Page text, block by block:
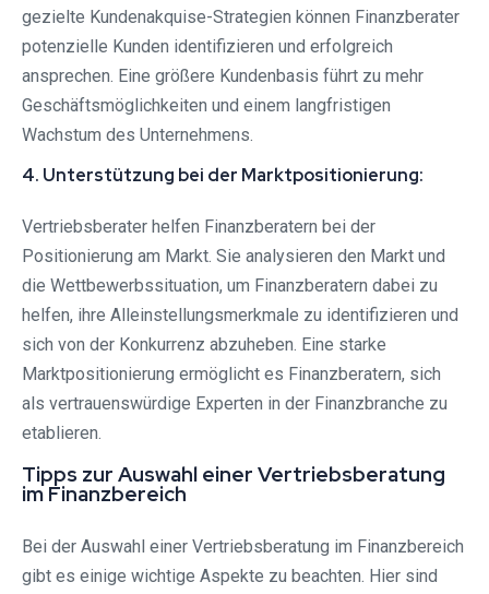
gezielte Kundenakquise-Strategien können Finanzberater
potenzielle Kunden identifizieren und erfolgreich
ansprechen. Eine größere Kundenbasis führt zu mehr
Geschäftsmöglichkeiten und einem langfristigen
Wachstum des Unternehmens.
4. Unterstützung bei der Marktpositionierung:
Vertriebsberater helfen Finanzberatern bei der
Positionierung am Markt. Sie analysieren den Markt und
die Wettbewerbssituation, um Finanzberatern dabei zu
helfen, ihre Alleinstellungsmerkmale zu identifizieren und
sich von der Konkurrenz abzuheben. Eine starke
Marktpositionierung ermöglicht es Finanzberatern, sich
als vertrauenswürdige Experten in der Finanzbranche zu
etablieren.
Tipps zur Auswahl einer Vertriebsberatung
im Finanzbereich
Bei der Auswahl einer Vertriebsberatung im Finanzbereich
gibt es einige wichtige Aspekte zu beachten. Hier sind